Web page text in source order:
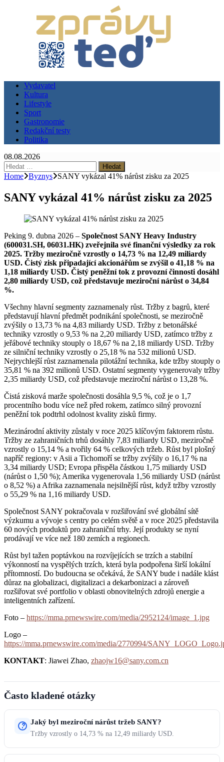
Vydavatel
Kultura
Lifestyle
Sport
Gastronomie
Redakční testy
Politika
08.08.2026
Vyhledávání
Home Byznys SANY vykázal 41% nárůst zisku za 2025
SANY vykázal 41% nárůst zisku za 2025
Peking 9. dubna 2026 – Společnost SANY Heavy Industry
(600031.SH, 06031.HK) zveřejnila své finanční výsledky za rok
2025. Tržby meziročně vzrostly o 14,73 % na 12,49 miliardy
USD. Čistý zisk připadající akcionářům se zvýšil o 41,18 % na
1,18 miliardy USD. Čistý peněžní tok z provozní činnosti dosáhl
2,80 miliardy USD, což představuje meziroční nárůst o 34,84
%.
Všechny hlavní segmenty zaznamenaly růst. Tržby z bagrů, které
představují hlavní předmět podnikání společnosti, se meziročně
zvýšily o 13,73 % na 4,83 miliardy USD. Tržby z betonářské
techniky vzrostly o 9,53 % na 2,20 miliardy USD, zatímco tržby z
jeřábové techniky stouply o 18,67 % na 2,18 miliardy USD. Tržby
ze silniční techniky vzrostly o 25,18 % na 532 milionů USD.
Nejrychlejší růst zaznamenala pilotážní technika, kde tržby stouply o
35,81 % na 392 milionů USD. Ostatní segmenty vygenerovaly tržby
2,35 miliardy USD, což představuje meziroční nárůst o 13,28 %.
Čistá zisková marže společnosti dosáhla 9,5 %, což je o 1,7
procentního bodu více než před rokem, zatímco silný provozní
peněžní tok podtrhl odolnost kvality zisků firmy.
Mezinárodní aktivity zůstaly v roce 2025 klíčovým faktorem růstu.
Tržby ze zahraničních trhů dosáhly 7,83 miliardy USD, meziročně
vzrostly o 15,14 % a tvořily 64 % celkových tržeb. Růst byl plošný
napříč regiony: v Asii a Tichomoří se tržby zvýšily o 16,17 % na
3,34 miliardy USD; Evropa přispěla částkou 1,75 miliardy USD
(nárůst o 1,50 %); Amerika vygenerovala 1,56 miliardy USD (nárůst
o 8,52 %) a Afrika zaznamenala nejsilnější růst, když tržby vzrostly
o 55,29 % na 1,16 miliardy USD.
Společnost SANY pokračovala v rozšiřování své globální sítě
výzkumu a vývoje s centry po celém světě a v roce 2025 představila
60 nových produktů pro zahraniční trhy. Její produkty se nyní
prodávají ve více než 180 zemích a regionech.
Růst byl tažen poptávkou na rozvíjejících se trzích a stabilní
výkonností na vyspělých trzích, která byla podpořena širší lokální
přítomností. Do budoucna se očekává, že SANY bude i nadále klást
důraz na globalizaci, digitalizaci a dekarbonizaci a zároveň
rozšiřovat své portfolio v oblasti obnovitelných zdrojů energie a
inteligentních zařízení.
Foto – https://mma.prnewswire.com/media/2952124/image_1.jpg
Logo –
https://mma.prnewswire.com/media/2770994/
KONTAKT: Jiawei Zhao, zhaojw16@sany.com.cn
Často kladené otázky
Jaký byl meziroční nárůst tržeb SANY?
Tržby vzrostly o 14,73 % na 12,49 miliardy USD.